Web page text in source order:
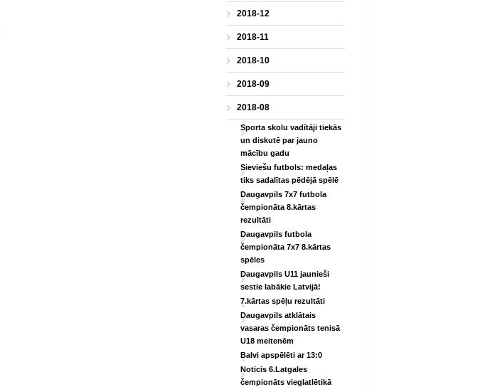
2018-12
2018-11
2018-10
2018-09
2018-08
Sporta skolu vadītāji tiekās
un diskutē par jauno
mācību gadu
Sieviešu futbols: medaļas
tiks sadalītas pēdējā spēlē
Daugavpils 7x7 futbola
čempionāta 8.kārtas
rezultāti
Daugavpils futbola
čempionāta 7x7 8.kārtas
spēles
Daugavpils U11 jaunieši
sestie labākie Latvijā!
7.kārtas spēļu rezultāti
Daugavpils atklātais
vasaras čempionāts tenisā
U18 meitenēm
Balvi apspēlēti ar 13:0
Noticis 6.Latgales
čempionāts vieglatlētikā